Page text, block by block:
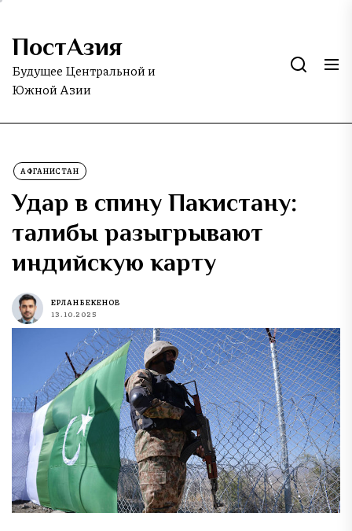
Skip
the
content
ПостАзия
Будущее Центральной и
Южной Азии
АФГАНИСТАН
Удар в спину Пакистану:
талибы разыгрывают
индийскую карту
ЕРЛАН БЕКЕНОВ
13.10.2025